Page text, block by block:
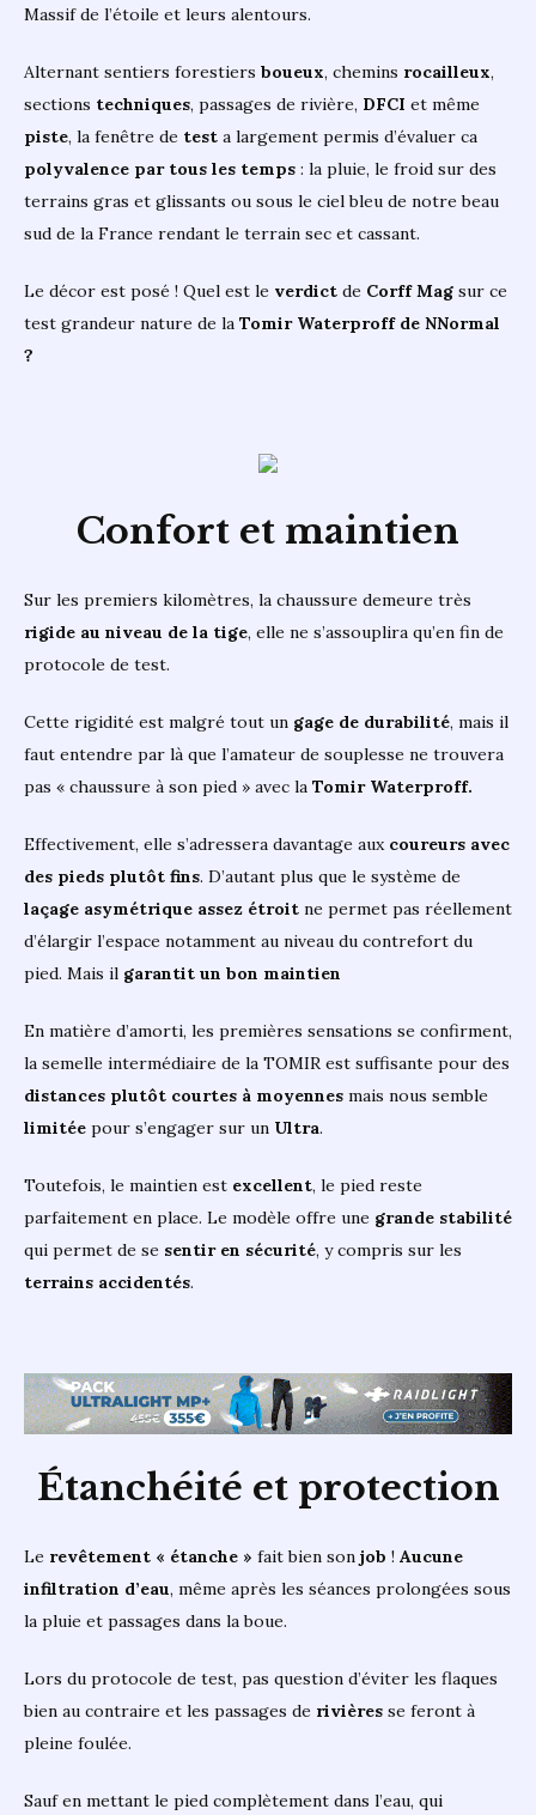
Massif de l’étoile et leurs alentours.
Alternant sentiers forestiers boueux, chemins rocailleux,
sections techniques, passages de rivière, DFCI et même
piste, la fenêtre de test a largement permis d’évaluer ca
polyvalence par tous les temps : la pluie, le froid sur des
terrains gras et glissants ou sous le ciel bleu de notre beau
sud de la France rendant le terrain sec et cassant.
Le décor est posé ! Quel est le verdict de Corff Mag sur ce
test grandeur nature de la Tomir Waterproff de NNormal
?
Confort et maintien
Sur les premiers kilomètres, la chaussure demeure très
rigide au niveau de la tige, elle ne s’assouplira qu’en fin de
protocole de test.
Cette rigidité est malgré tout un gage de durabilité, mais il
faut entendre par là que l’amateur de souplesse ne trouvera
pas « chaussure à son pied » avec la Tomir Waterproff.
Effectivement, elle s’adressera davantage aux coureurs avec
des pieds plutôt fins. D’autant plus que le système de
laçage asymétrique assez étroit ne permet pas réellement
d’élargir l’espace notamment au niveau du contrefort du
pied. Mais il garantit un bon maintien
En matière d’amorti, les premières sensations se confirment,
la semelle intermédiaire de la TOMIR est suffisante pour des
distances plutôt courtes à moyennes mais nous semble
limitée pour s’engager sur un Ultra.
Toutefois, le maintien est excellent, le pied reste
parfaitement en place. Le modèle offre une grande stabilité
qui permet de se sentir en sécurité, y compris sur les
terrains accidentés.
Étanchéité et protection
Le revêtement « étanche » fait bien son job ! Aucune
infiltration d’eau, même après les séances prolongées sous
la pluie et passages dans la boue.
Lors du protocole de test, pas question d’éviter les flaques
bien au contraire et les passages de rivières se feront à
pleine foulée.
Sauf en mettant le pied complètement dans l’eau, qui